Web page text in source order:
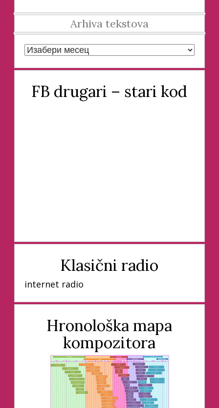
Arhiva tekstova
Arhiva tekstova
FB drugari – stari kod
Klasični radio
internet radio
Hronološka mapa
kompozitora